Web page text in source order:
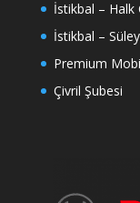
İstikbal – Halk
İstikbal –
Premium
Çivril Şubesi